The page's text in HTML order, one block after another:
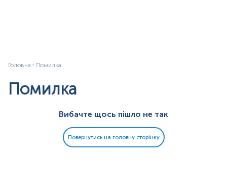
Головна Помилка
Помилка
Вибачте щось пішло не так
Повернутись на головну сторінку